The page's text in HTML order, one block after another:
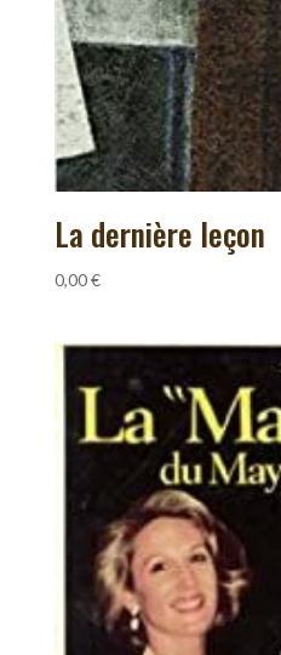
La dernière leçon
0,00€